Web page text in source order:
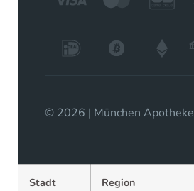
© 2026 | München Apotheke
Stadt Region